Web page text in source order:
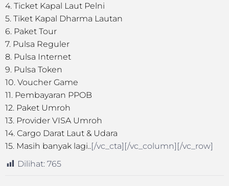
4. Ticket Kapal Laut Pelni
5. Tiket Kapal Dharma Lautan
6. Paket Tour
7. Pulsa Reguler
8. Pulsa Internet
9. Pulsa Token
10. Voucher Game
11. Pembayaran PPOB
12. Paket Umroh
13. Provider VISA Umroh
14. Cargo Darat Laut & Udara
15. Masih banyak lagi..[/vc_cta][/vc_column][/vc_row]
Dilihat: 765